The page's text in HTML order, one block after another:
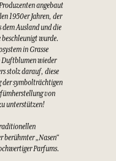
angebaut
1950er Jahren, der
Ausland und die
wurde.
in Grasse
wieder
stolz darauf, diese
der symbolträchtigen
von
unterstützen!
„Nasen“
Parfums.